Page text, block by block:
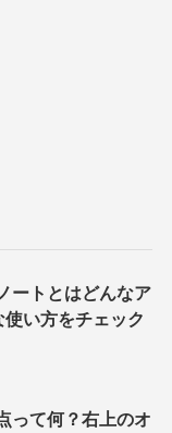
ートとはどんなア
い方をチェック
って何？右上のオ